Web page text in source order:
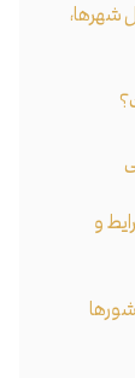
شهرها،
و